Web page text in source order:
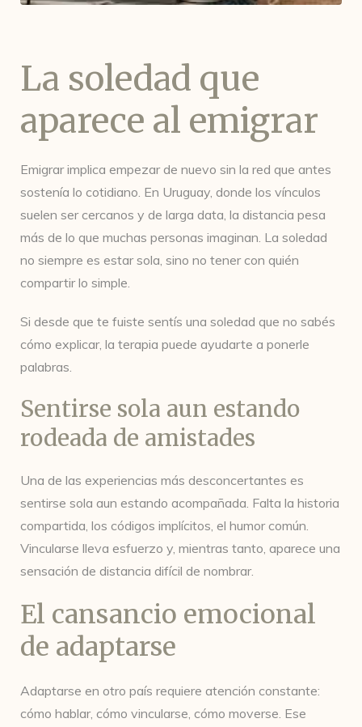
La soledad que
aparece al emigrar
Emigrar implica empezar de nuevo sin la red que antes
sostenía lo cotidiano. En Uruguay, donde los vínculos
suelen ser cercanos y de larga data, la distancia pesa
más de lo que muchas personas imaginan. La soledad
no siempre es estar sola, sino no tener con quién
compartir lo simple.
Si desde que te fuiste sentís una soledad que no sabés
cómo explicar, la terapia puede ayudarte a ponerle
palabras.
Sentirse sola aun estando
rodeada de amistades
Una de las experiencias más desconcertantes es
sentirse sola aun estando acompañada. Falta la historia
compartida, los códigos implícitos, el humor común.
Vincularse lleva esfuerzo y, mientras tanto, aparece una
sensación de distancia difícil de nombrar.
El cansancio emocional
de adaptarse
Adaptarse en otro país requiere atención constante:
cómo hablar, cómo vincularse, cómo moverse. Ese